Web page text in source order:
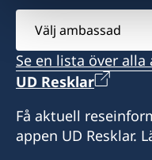
Level 9, FNPF Place
Victoria Parade
Suva
Öppettider:
Honorärkonsul
Välj
ambassad
Se en lista över alla
UD Resklar
Få aktuell
appen UD Resklar.